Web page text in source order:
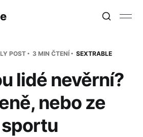
POST 3 MIN ČTENÍ SEXTRABLE
lidé nevěrní?
nebo ze
sportu